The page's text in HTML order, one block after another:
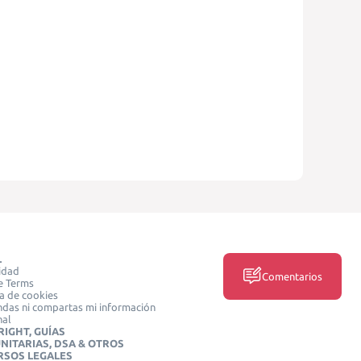
Terms
de cookies
ni compartas mi información
GUÍAS
DSA & OTROS
LEGALES
Comentarios